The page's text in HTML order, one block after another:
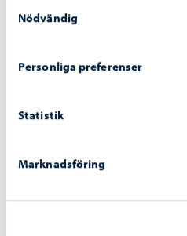
Nödvändig
Personliga preferenser
Statistik
Marknadsföring
Nätverkssäkerheten för
webbplatser
Beslutsfattande